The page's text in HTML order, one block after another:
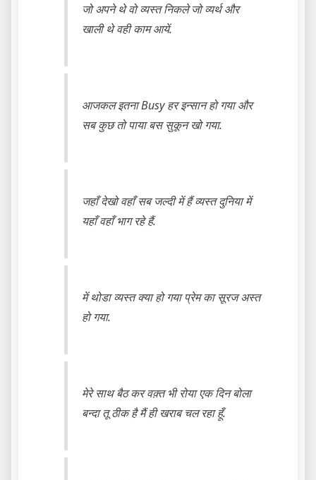
जो अपने थे वो व्यस्त निकले जो व्यर्थ और
खाली थे वही काम आयें.
आजकल इतना Busy हर इन्सान हो गया और
सब कुछ तो पाया बस सुकून खो गया.
जहाँ देखो वहाँ सब जल्दी में हैं व्यस्त दुनिया में
यहाँ वहाँ भाग रहे हैं.
में थोडा व्यस्त क्या हो गया प्रेम का सूरज अस्त
हो गया.
मेरे साथ बैठ कर वक़्त भी रोया एक दिन बोला
बन्दा तू ठीक है मैं ही खराब चल रहा हूँ.